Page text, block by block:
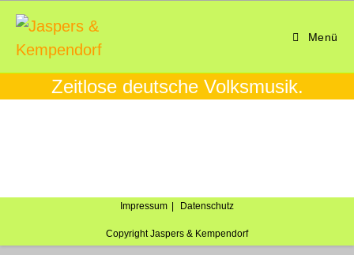
Menü
Zeitlose deutsche Volksmusik.
Impressum Datenschutz
Copyright Jaspers & Kempendorf